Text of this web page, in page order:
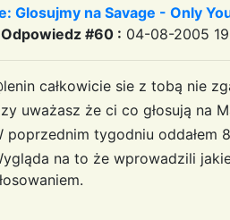
Glosujmy na Savage - Only
Odpowiedz #60 : 04-08-2005
całkowicie sie z tobą nie
uważasz że ci co głosują na
poprzednim tygodniu oddałem
na to że wprowadzili